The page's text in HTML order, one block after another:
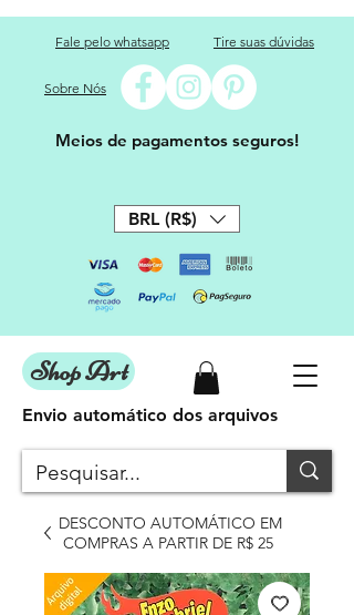
Fale pelo whatsapp Tire suas dúvidas
Sobre Nós
Meios de pagamentos seguros!
BRL (R$)
Shop Art
DESCONTO AUTOMÁTICO EM
COMPRAS A PARTIR DE R$ 25
Envio automático dos arquivos